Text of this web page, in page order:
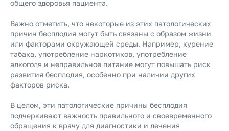
общего здоровья пациента.
Важно отметить, что некоторые из этих патологических
причин бесплодия могут быть связаны с образом жизни
или факторами окружающей среды. Например, курение
табака, употребление наркотиков, употребление
алкоголя и неправильное питание могут повышать риск
развития бесплодия, особенно при наличии других
факторов риска.
В целом, эти патологические причины бесплодия
подчеркивают важность правильного и своевременного
обращения к врачу для диагностики и лечения